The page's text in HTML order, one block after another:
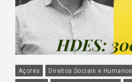
Açores Direitos Sociais e Humanos